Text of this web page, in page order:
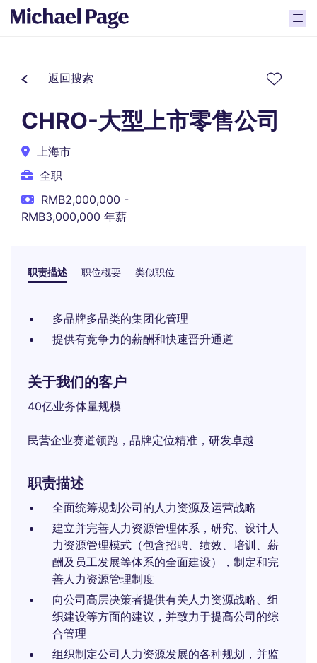
返回搜索
CHRO-大型上市零售公司
上海市
全职
RMB2,000,000 -
RMB3,000,000 年薪
职责描述 职位概要 类似职位
多品牌多品类的集团化管理
提供有竞争力的薪酬和快速晋升通道
关于我们的客户
40亿业务体量规模
民营企业赛道领跑，品牌定位精准，研发卓越
职责描述
全面统筹规划公司的人力资源及运营战略
建立并完善人力资源管理体系，研究、设计人
力资源管理模式（包含招聘、绩效、培训、薪
酬及员工发展等体系的全面建设），制定和完
善人力资源管理制度
向公司高层决策者提供有关人力资源战略、组
织建设等方面的建议，并致力于提高公司的综
合管理
组织制定公司人力资源发展的各种规划，并监